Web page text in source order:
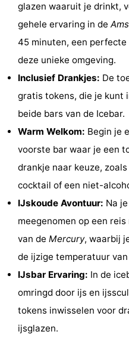
Steden
Sporten
Fietsen
Nachtleven
en
Winkelen
Markten
Uitgelicht
glazen waaruit je drinkt,
gehele ervaring in de
45 minuten, een
deze unieke omgeving.
Inclusief Drankjes: De
gratis tokens, die je kunt
beide bars van de Icebar.
Warm Welkom: Begin je
voorste bar waar je een
drankje naar keuze,
cocktail of een niet-
IJskoude Avontuur: Na
meegenomen op een reis
van de Mercury, waarbij
de ijzige temperatuur
IJsbar Ervaring: In de
omringd door ijs en
tokens inwisselen voor
ijsglazen.